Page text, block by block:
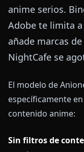
anime serios.
Adobe te limita
añade marcas
NightCafe se
El modelo de
específicamente
contenido anime:
Sin filtros de